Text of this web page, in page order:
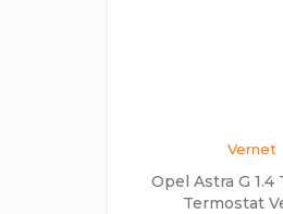
Vernet
Opel Astra G
Termostat